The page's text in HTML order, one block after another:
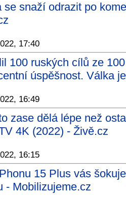
se snaží odrazit po
17:40
100 ruských cílů ze
úspěšnost. Válka
16:49
zase dělá lépe než
4K (2022) - Živě.cz
16:15
15 Plus vás
- Mobilizujeme.cz